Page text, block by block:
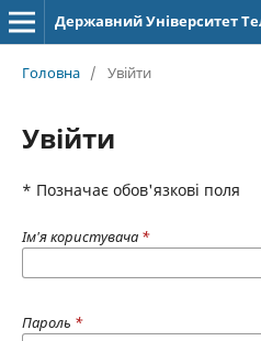
Державний Університет
Головна / Увійти
Увійти
* Позначає обов'язкові поля
Ім'я користувача *
Пароль *